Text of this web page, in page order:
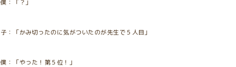
僕：「？」
子：「かみ切ったのに気がついたのが先生で５人目」
僕：「やった！第５位！」